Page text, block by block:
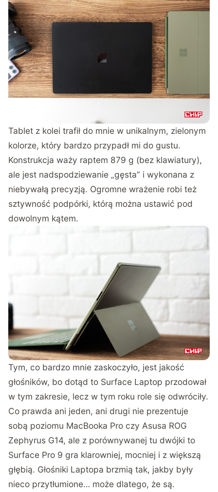
Tablet z kolei trafił do mnie w unikalnym, zielonym
kolorze, który bardzo przypadł mi do gustu.
Konstrukcja waży raptem 879 g (bez klawiatury),
ale jest nadspodziewanie „gęsta” i wykonana z
niebywałą precyzją. Ogromne wrażenie robi też
sztywność podpórki, którą można ustawić pod
dowolnym kątem.
Tym, co bardzo mnie zaskoczyło, jest jakość
głośników, bo dotąd to Surface Laptop przodował
w tym zakresie, lecz w tym roku role się odwróciły.
Co prawda ani jeden, ani drugi nie prezentuje
sobą poziomu MacBooka Pro czy Asusa ROG
Zephyrus G14, ale z porównywanej tu dwójki to
Surface Pro 9 gra klarowniej, mocniej i z większą
głębią. Głośniki Laptopa brzmią tak, jakby były
nieco przytłumione… może dlatego, że są.